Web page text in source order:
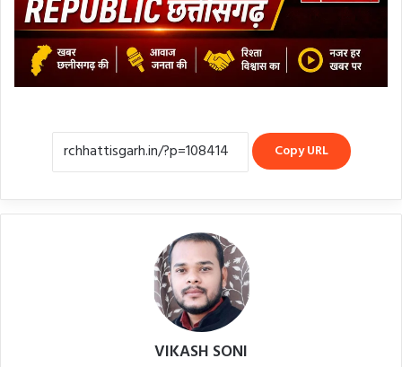
Copy URL
VIKASH SONI